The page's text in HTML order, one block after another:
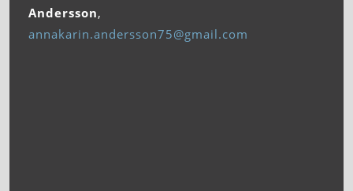
Andersson,
annakarin.andersson75@gmail.com